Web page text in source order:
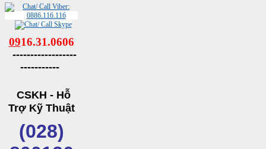
0916.31.0606
------------------
-----------
CSKH - Hỗ
Trợ Kỹ Thuật
(028)